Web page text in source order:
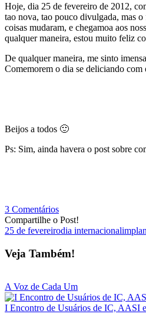
Hoje, dia 25 de fevereiro de 2012,
tao nova, tao pouco divulgada, mas
coisas mudaram, e chegamoa aos
qualquer maneira, estou muito feliz
De qualquer maneira, me sinto
Comemorem o dia se deliciando com
Beijos a todos 🙂
Ps: Sim, ainda havera o post sobre
3 Comentários
Compartilhe o Post!
25 de fevereirodia internacional
Veja Também!
A Voz de Cada Um
I Encontro de Usuários de IC, AASI